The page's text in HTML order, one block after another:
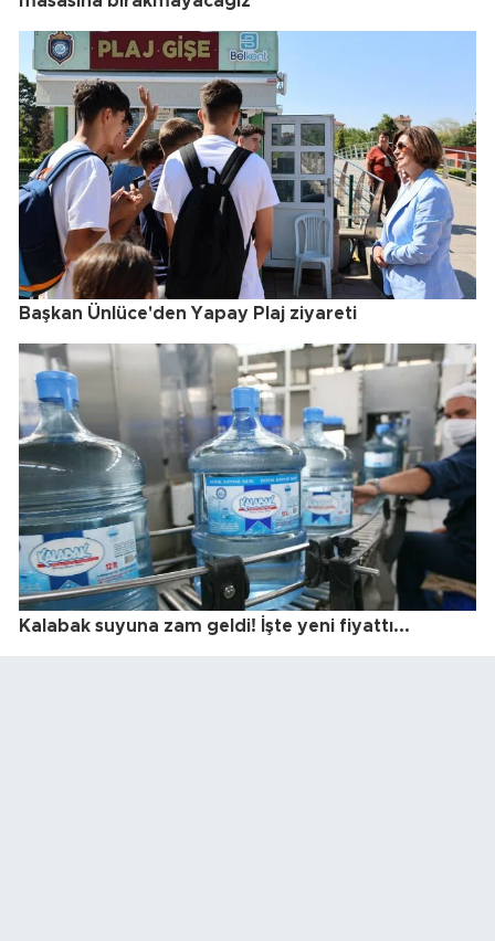
Başkan Ünlüce'den Yapay Plaj ziyareti
Kalabak suyuna zam geldi! İşte yeni fiyattı...